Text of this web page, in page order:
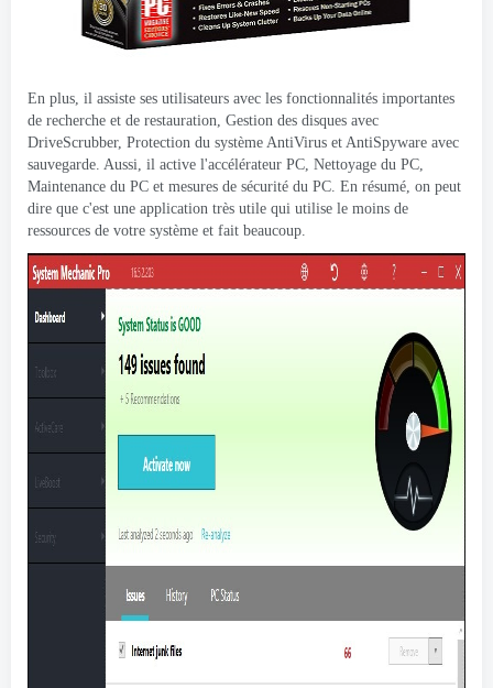
En plus, il assiste ses utilisateurs avec les fonctionnalités importantes
de recherche et de restauration, Gestion des disques avec
DriveScrubber, Protection du système AntiVirus et AntiSpyware avec
sauvegarde. Aussi, il active l'accélérateur PC, Nettoyage du PC,
Maintenance du PC et mesures de sécurité du PC. En résumé, on peut
dire que c'est une application très utile qui utilise le moins de
ressources de votre système et fait beaucoup.